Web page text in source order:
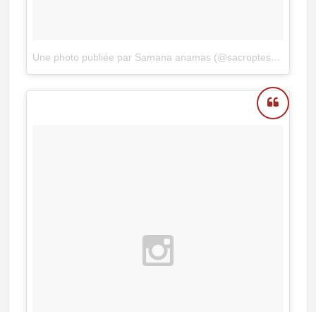
Une photo publiée par Samana anamas (@sacroptes)le